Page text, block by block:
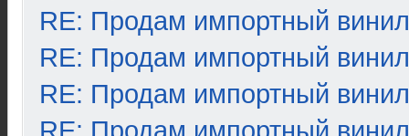
RE: Продам импортный винил
RE: Продам импортный винил
RE: Продам импортный винил